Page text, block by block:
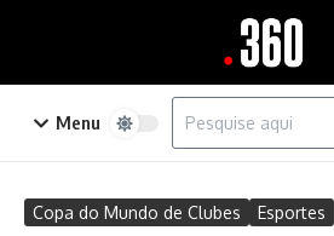
Menu
Procurar por:
Copa do Mundo de Clubes Esportes